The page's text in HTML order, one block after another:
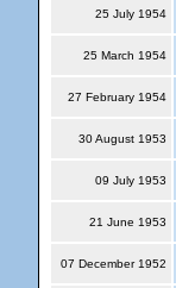
25 July 1954
25 March 1954
27 February 1954
30 August 1953
09 July 1953
21 June 1953
07 December 1952